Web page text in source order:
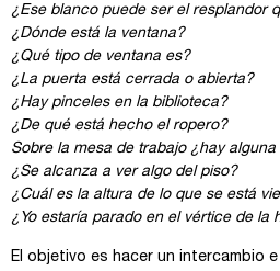
¿Ese blanco puede ser el resplandor
¿Dónde está la ventana?
¿Qué tipo de ventana es?
¿La puerta está cerrada o abierta?
¿Hay pinceles en la biblioteca?
¿De qué está hecho el ropero?
Sobre la mesa de trabajo ¿hay
¿Se alcanza a ver algo del piso?
¿Cuál es la altura de lo que se está
¿Yo estaría parado en el vértice de la
El objetivo es hacer un intercambio